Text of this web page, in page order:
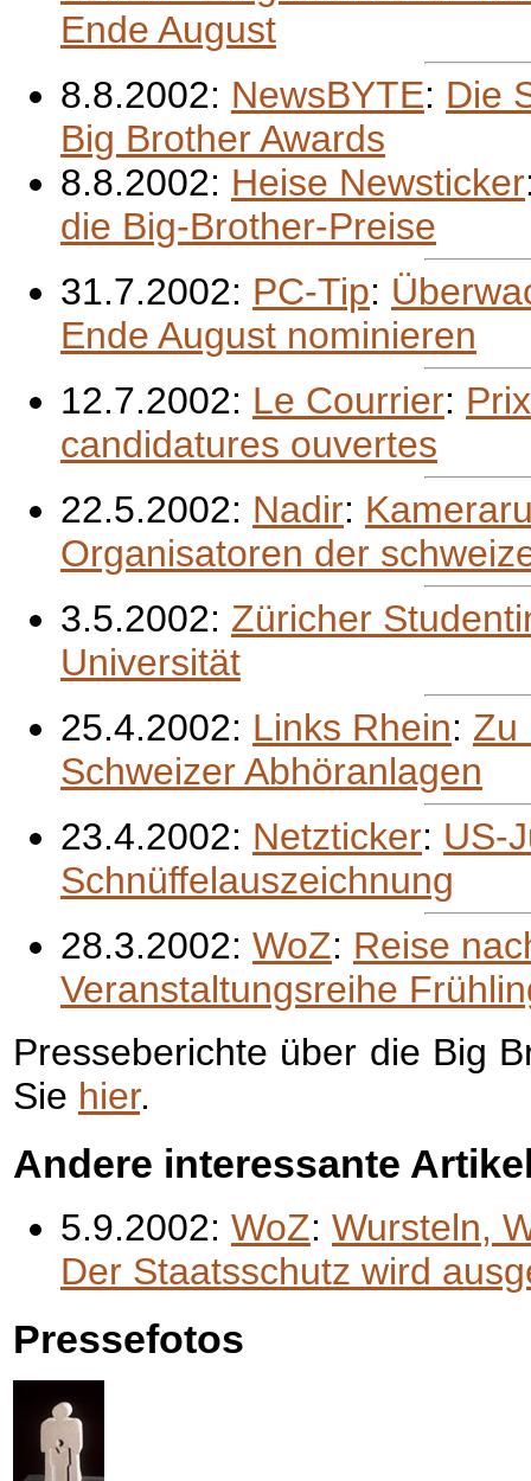
Ende August
8.8.2002: NewsBYTE: Die
Big Brother Awards
8.8.2002: Heise Newsticker
die Big-Brother-Preise
31.7.2002: PC-Tip:
Ende August nominieren
12.7.2002: Le Courrier:
candidatures ouvertes
22.5.2002: Nadir:
Organisatoren der
3.5.2002: Züricher
Universität
25.4.2002: Links Rhein: Zu
Schweizer Abhöranlagen
23.4.2002: Netzticker: US-
Schnüffelauszeichnung
28.3.2002: WoZ: Reise
Veranstaltungsreihe
Presseberichte über die Big
Sie hier.
Andere interessante
5.9.2002: WoZ: Wursteln,
Der Staatsschutz wird
Pressefotos